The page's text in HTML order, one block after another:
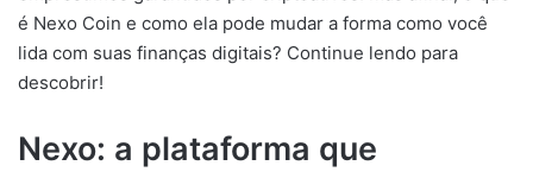
é Nexo Coin e como ela pode mudar a forma como você
lida com suas finanças digitais? Continue lendo para
descobrir!
Nexo: a plataforma que